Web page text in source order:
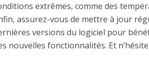
extrêmes, comme des
assurez-vous de mettre à jour
versions du logiciel pour
nouvelles fonctionnalités. Et